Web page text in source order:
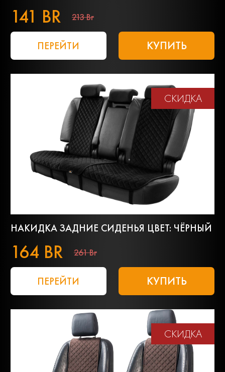
141 BR 213 Br
ПЕРЕЙТИ КУПИТЬ
СКИДКА
НАКИДКА ЗАДНИЕ СИДЕНЬЯ ЦВЕТ: ЧЁРНЫЙ
164 BR 261 Br
ПЕРЕЙТИ КУПИТЬ
СКИДКА